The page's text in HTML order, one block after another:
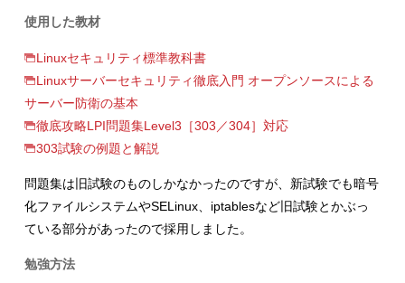
使用した教材
Linuxセキュリティ標準教科書
Linuxサーバーセキュリティ徹底入門 オープンソースによる
サーバー防衛の基本
徹底攻略LPI問題集Level3［303／304］対応
303試験の例題と解説
問題集は旧試験のものしかなかったのですが、新試験でも暗号
化ファイルシステムやSELinux、iptablesなど旧試験とかぶっ
ている部分があったので採用しました。
勉強方法